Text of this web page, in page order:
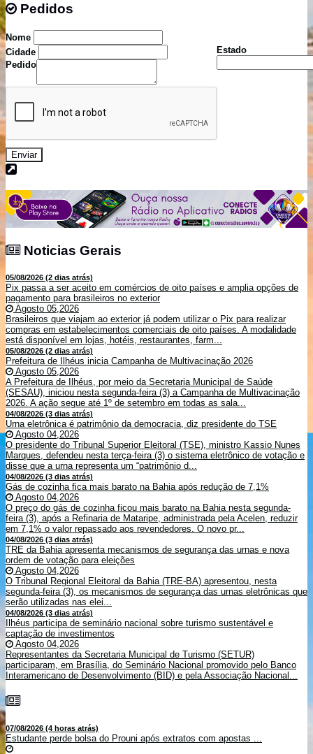
Pedidos
Nome
Cidade
Estado
Pedido
Enviar
Noticias Gerais
05/08/2026 (2 dias atrás)
Pix passa a ser aceito em comércios de oito países e amplia opções de
pagamento para brasileiros no exterior
Agosto 05,2026
Brasileiros que viajam ao exterior já podem utilizar o Pix para realizar
compras em estabelecimentos comerciais de oito países. A modalidade
está disponível em lojas, hotéis, restaurantes, farm...
05/08/2026 (2 dias atrás)
Prefeitura de Ilhéus inicia Campanha de Multivacinação 2026
Agosto 05,2026
A Prefeitura de Ilhéus, por meio da Secretaria Municipal de Saúde
(SESAU), iniciou nesta segunda-feira (3) a Campanha de Multivacinação
2026. A ação segue até 1º de setembro em todas as sala...
04/08/2026 (3 dias atrás)
Urna eletrônica é patrimônio da democracia, diz presidente do TSE
Agosto 04,2026
O presidente do Tribunal Superior Eleitoral (TSE), ministro Kassio Nunes
Marques, defendeu nesta terça-feira (3) o sistema eletrônico de votação e
disse que a urna representa um “patrimônio d...
04/08/2026 (3 dias atrás)
Gás de cozinha fica mais barato na Bahia após redução de 7,1%
Agosto 04,2026
O preço do gás de cozinha ficou mais barato na Bahia nesta segunda-
feira (3), após a Refinaria de Mataripe, administrada pela Acelen, reduzir
em 7,1% o valor repassado aos revendedores. O novo pr...
04/08/2026 (3 dias atrás)
TRE da Bahia apresenta mecanismos de segurança das urnas e nova
ordem de votação para eleições
Agosto 04,2026
O Tribunal Regional Eleitoral da Bahia (TRE-BA) apresentou, nesta
segunda-feira (3), os mecanismos de segurança das urnas eletrônicas que
serão utilizadas nas elei...
04/08/2026 (3 dias atrás)
Ilhéus participa de seminário nacional sobre turismo sustentável e
captação de investimentos
Agosto 04,2026
Representantes da Secretaria Municipal de Turismo (SETUR)
participaram, em Brasília, do Seminário Nacional promovido pelo Banco
Interamericano de Desenvolvimento (BID) e pela Associação Nacional...
07/08/2026 (4 horas atrás)
Estudante perde bolsa do Prouni após extratos com apostas ...